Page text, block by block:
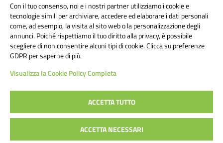
Istituto Comprensivo Bricherasio
Via Cesare Bollea n. 3 - 10064 Bricherasio (TO) | P.E.O.:
toic84200d@istruzione.it | P.E.C.:
toic84200d@pec.istruzione.it
Codice Fiscale: 94544620019 | Cod. Meccanografico:
TOIC84200D | Codice IPA: istsc_toic84200d | Codice
Univoco: UFYI9M
Sito web realizzato da AVVALE SPA|Concept & Design by
Designers Italia
Con il tuo consenso, noi e i nostri partner utilizziamo i cookie e
tecnologie simili per archiviare, accedere ed elaborare i dati personali
come, ad esempio, la visita al sito web o la personalizzazione degli
annunci. Poiché rispettiamo il tuo diritto alla privacy, è possibile
scegliere di non consentire alcuni tipi di cookie. Clicca su preferenze
GDPR per saperne di più.
Visualizza la Cookie Policy Completa
ACCETTA TUTTO
ACCETTA NECESSARI